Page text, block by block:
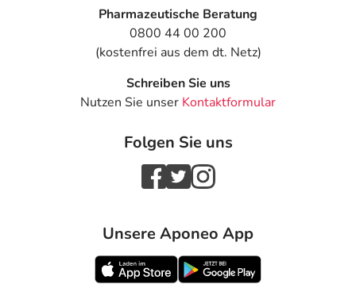
Pharmazeutische Beratung
0800 44 00 200
(kostenfrei aus dem dt. Netz)
Schreiben Sie uns
Nutzen Sie unser Kontaktformular
Folgen Sie uns
Unsere Aponeo App